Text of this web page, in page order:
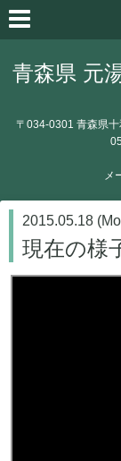
青森県 元
〒034-0301 青森県
メ
2015.05.18
現在の様